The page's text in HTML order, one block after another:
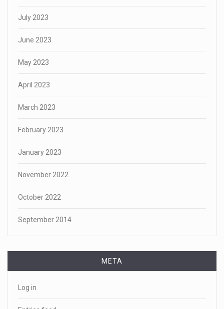
July 2023
June 2023
May 2023
April 2023
March 2023
February 2023
January 2023
November 2022
October 2022
September 2014
META
Log in